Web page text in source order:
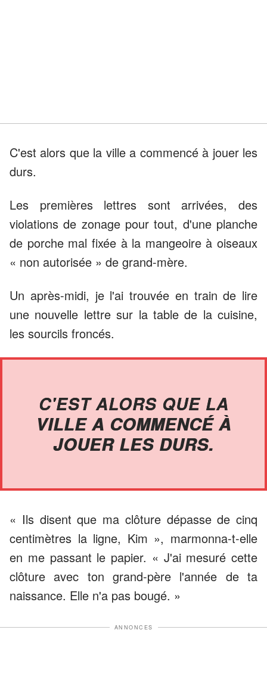
C'est alors que la ville a commencé à jouer les
durs.
Les premières lettres sont arrivées, des
violations de zonage pour tout, d'une planche
de porche mal fixée à la mangeoire à oiseaux
« non autorisée » de grand-mère.
Un après-midi, je l'ai trouvée en train de lire
une nouvelle lettre sur la table de la cuisine,
les sourcils froncés.
C'EST ALORS QUE LA
VILLE A COMMENCÉ À
JOUER LES DURS.
« Ils disent que ma clôture dépasse de cinq
centimètres la ligne, Kim », marmonna-t-elle
en me passant le papier. « J'ai mesuré cette
clôture avec ton grand-père l'année de ta
naissance. Elle n'a pas bougé. »
ANNONCES